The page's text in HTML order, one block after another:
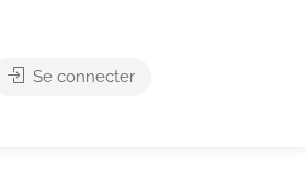
Se connecter